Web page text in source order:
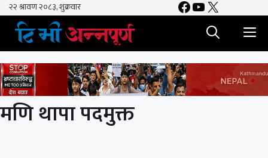
Skip
content
Facebook
YouTube
X
मणि थापा पदमुक्त